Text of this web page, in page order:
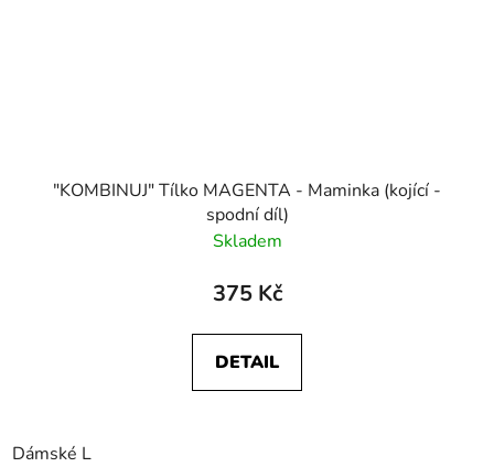
"KOMBINUJ" Tílko MAGENTA - Maminka (kojící -
spodní díl)
Skladem
375 Kč
DETAIL
Dámské L